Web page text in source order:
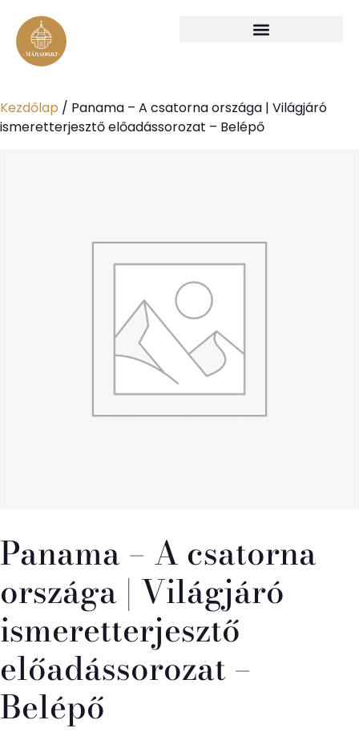
Kezdőlap / Panama – A csatorna országa | Világjáró
ismeretterjesztő előadássorozat – Belépő
Panama – A csatorna
országa | Világjáró
ismeretterjesztő
előadássorozat –
Belépő